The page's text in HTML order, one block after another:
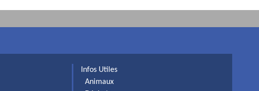
Infos Utiles
Animaux